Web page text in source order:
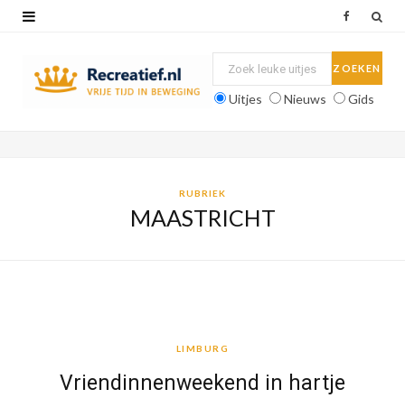
Uitjes Nieuws Gids
RUBRIEK
MAASTRICHT
LIMBURG
Vriendinnenweekend in hartje